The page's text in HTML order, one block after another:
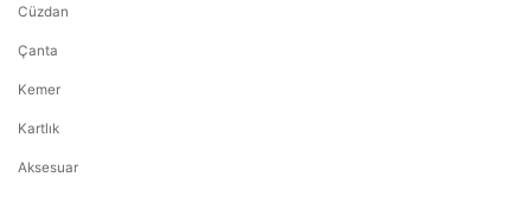
Cüzdan
Çanta
Kemer
Kartlık
Aksesuar